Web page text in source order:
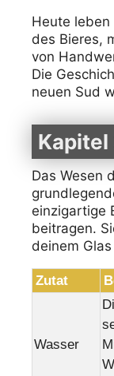
Heute
des Bieres,
von
Die
neuen Sud
Kapitel
Das Wesen
einzigartige
beitragen.
deinem
Zutat
Wasser